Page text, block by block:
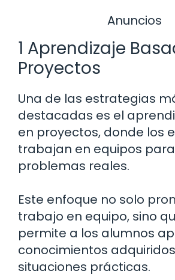
Anuncios
1 Aprendizaje
Proyectos
Una de las estrategias
destacadas es el
en proyectos, donde los
trabajan en equipos
problemas reales.
Este enfoque no solo
trabajo en equipo, sino
permite a los alumnos
conocimientos
situaciones prácticas.